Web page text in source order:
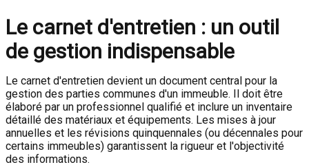
Le carnet d'entretien : un outil
de gestion indispensable
Le carnet d'entretien devient un document central pour la
gestion des parties communes d'un immeuble. Il doit être
élaboré par un professionnel qualifié et inclure un inventaire
détaillé des matériaux et équipements. Les mises à jour
annuelles et les révisions quinquennales (ou décennales pour
certains immeubles) garantissent la rigueur et l'objectivité
des informations.